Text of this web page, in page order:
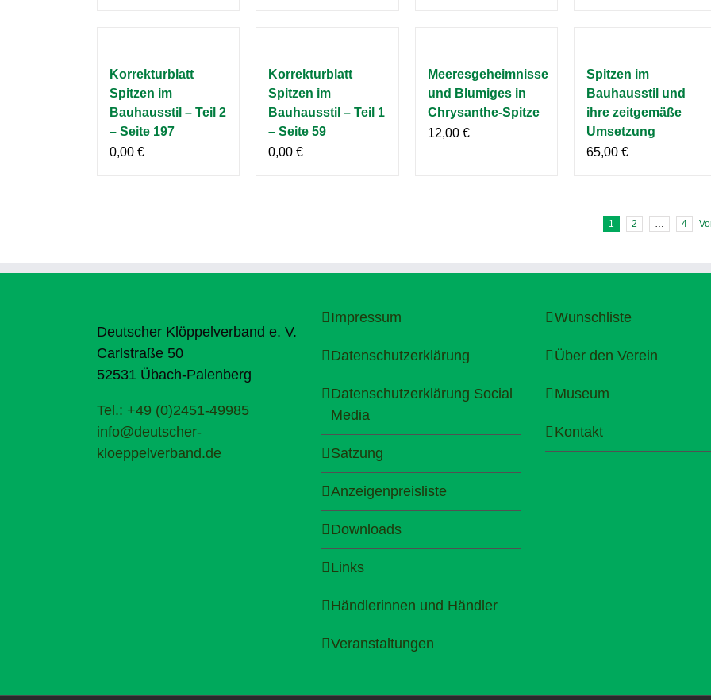
Korrekturblatt
Spitzen im
Bauhausstil – Teil 2
– Seite 197
0,00 €
Korrekturblatt
Spitzen im
Bauhausstil – Teil 1
– Seite 59
0,00€
Meeresgeheimnisse
und Blumiges in
Chrysanthe-Spitze
12,00 €
Spitzen im
Bauhausstil und
ihre zeitgemäße
Umsetzung
65,00 €
1 2 … 4
Deutscher Klöppelverband e. V.
Carlstraße 50
52531 Übach-Palenberg
Tel.: +49 (0)2451-49985
info@deutscher-
kloeppelverband.de
Impressum
Datenschutzerklärung
Datenschutzerklärung Social
Media
Satzung
Anzeigenpreisliste
Downloads
Links
Händlerinnen und Händler
Veranstaltungen
Wunschliste
Über den Verein
Museum
Kontakt